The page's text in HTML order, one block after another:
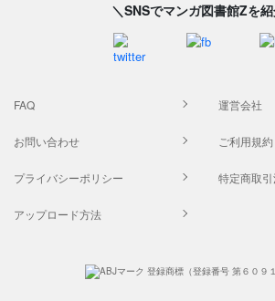
＼SNSでマンガ図書館Zを
FAQ 運営会社
お問い合わせ ご利用規約
プライバシーポリシー 特定商取
アップロード方法